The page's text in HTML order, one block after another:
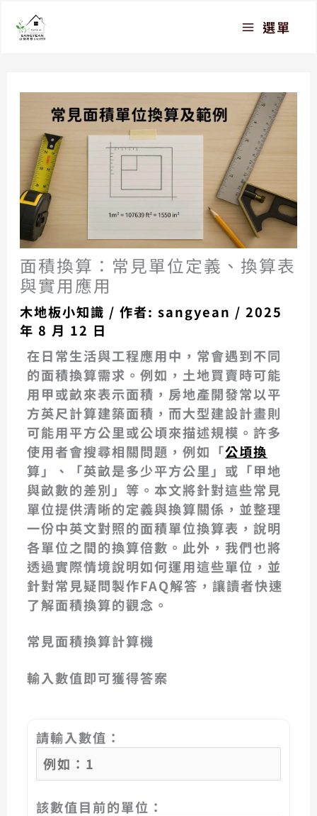
選單
面積換算：常見單位定義、換算表
與實用應用
木地板小知識 / 作者:sangyean /2025
年 8 月 12 日
在日常生活與工程應用中，常會遇到不同
的面積換算需求。例如，土地買賣時可能
用甲或畝來表示面積，房地產開發常以平
方英尺計算建築面積，而大型建設計畫則
可能用平方公里或公頃來描述規模。許多
使用者會搜尋相關問題，例如「公頃換
算 」、「英畝是多少平方公里 」或「甲地
與畝數的差別 」等。本文將針對這些常見
單位提供清晰的定義與換算關係，並整理
一份中英文對照的面積單位換算表 ，說明
各單位之間的換算倍數。此外，我們也將
透過實際情境說明如何運用這些單位，並
針對常見疑問製作FAQ解答，讓讀者快速
了解面積換算的觀念。
常見面積換算計算機
輸入數值即可獲得答案
請輸入數值：
該數值目前的單位：